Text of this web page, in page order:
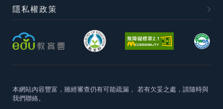
隱私權政策
本網站內容豐富，雖經審查仍有可能疏漏， 若有欠妥之處，請隨時與
我們聯絡。